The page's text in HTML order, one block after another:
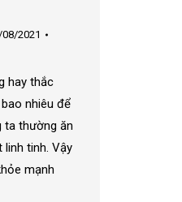
08/2021
hay thắc
nhiêu để
ta thường ăn
linh tinh. Vậy
mạnh